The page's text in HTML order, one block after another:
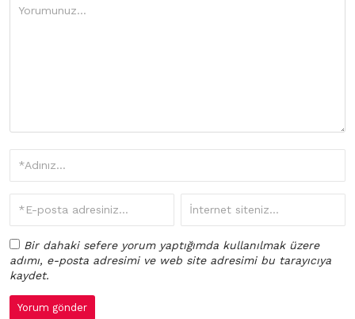
Bir dahaki sefere yorum yaptığımda kullanılmak üzere
adımı, e-posta adresimi ve web site adresimi bu tarayıcıya
kaydet.